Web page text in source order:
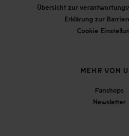
Übersicht zur
Erklärung zur
Cookie
MEHR VON
Fanshops
Newsletter